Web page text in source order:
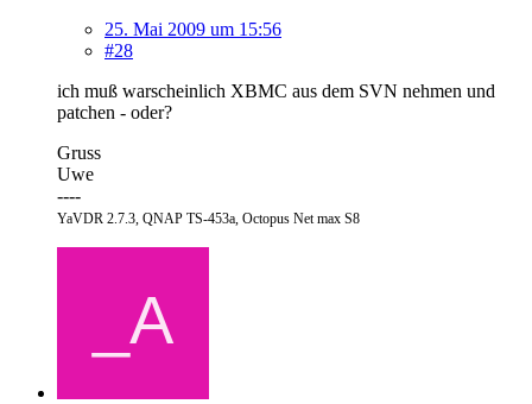
25. Mai 2009 um 15:56
#28
ich muß warscheinlich XBMC aus dem SVN nehmen und
patchen - oder?
Gruss
Uwe
----
YaVDR 2.7.3, QNAP TS-453a, Octopus Net max S8